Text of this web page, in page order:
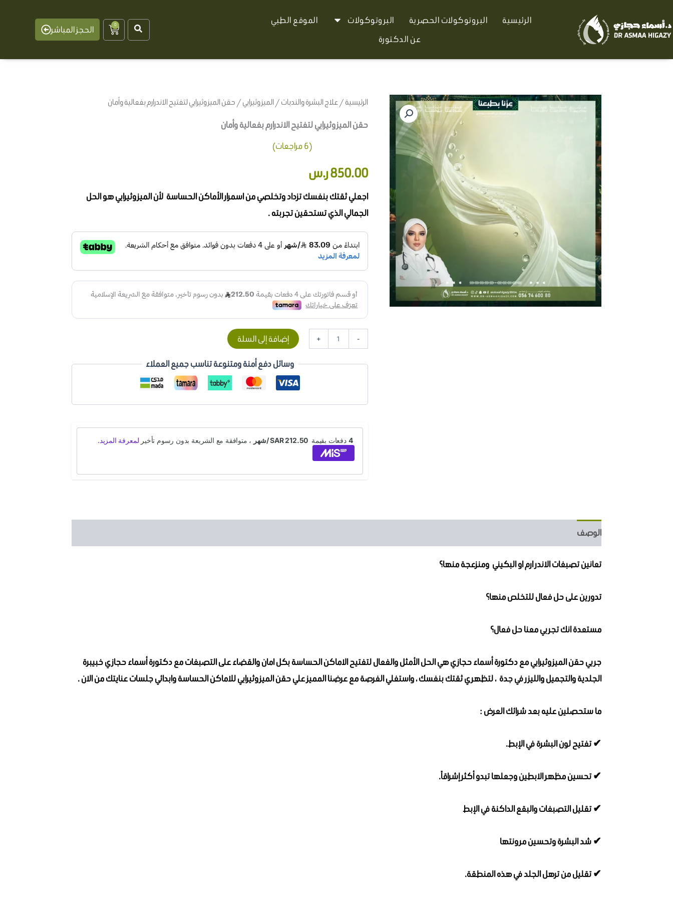
إلى
المحتوى
الرئيسية البروتوكولات الحصرية البروتوكولات
الموقع الطبي
عن الدكتورة
0
Cart الحجز المباشر
الرئيسية/علاج البشرة والندبات/الميزوثيرابي/ حقن الميزوثيرابي لتفتيح الاندرارم بفعالية وأمان
حقن الميزوثيرابي لتفتيح الاندرارم بفعالية وأمان
4.83
من 5
بناءً على
تقييمعملاء
(
6مراجعات)
850.00ر.س
اجعلي ثقتك بنفسك تزداد وتخلصي من اسمرار الأماكن الحساسة لأن الميزوثيرابي هو الحل
الجمالي الذي تستحقين تجربته .
-
كمية
حقن
الميزوثيرابي
لتفتيح
الاندرارم
بفعالية
وأمان
+ إضافة إلى السلة
وسائل دفع أمنة ومتنوعة تناسب جميع العملاء
الوصف
تعانين تصبغات الاندر ارم او البكيني ومنزعجة منها؟
تدورين على حل فعال للتخلص منها؟
مستعدة انك تجربي معنا حل فعال؟
جربي حقن الميزوثيرابي مع دكتورة أسماء حجازي هي الحل الأمثل والفعال لتفتيح الاماكن الحساسة بكل امان والقضاء على التصبغات مع دكتورة أسماء حجازي خبيبرة
الجلدية والتجميل والليزر في جدة ، لتظهري ثقتك بنفسك ، واستغلي الفرصة مع عرضنا المميز علي حقن الميزوثيرابي للاماكن الحساسة وابدائي جلسات عنايتك من الان .
ما ستحصلين عليه بعد شرائك العرض :
✔ تفتيح لون البشرة في الإبط.
✔ تحسين مظهر الابطين وجعلها تبدو أكثر إشراقاً.
✔ تقليل التصبغات والبقع الداكنة في الإبط
✔ شد البشرة وتحسين مرونتها
✔ تقليل من ترهل الجلد في هذه المنطقة.